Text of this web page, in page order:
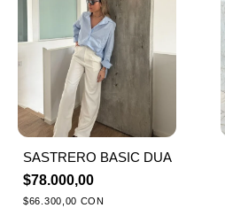
SASTRERO BASIC DUA
$78.000,00
$66.300,00 CON